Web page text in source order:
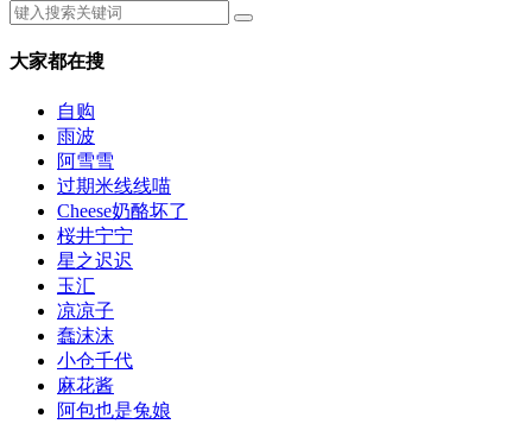
大家都在搜
自购
雨波
阿雪雪
过期米线线喵
Cheese奶酪坏了
桜井宁宁
星之迟迟
玉汇
凉凉子
蠢沫沫
小仓千代
麻花酱
阿包也是兔娘